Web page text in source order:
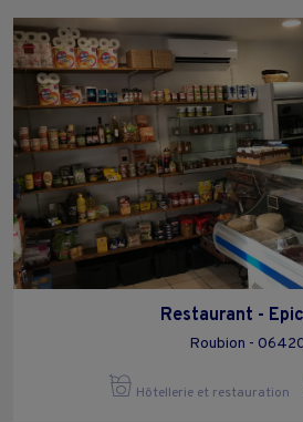
Restaurant -
Roubion -
Hôtellerie et restauration